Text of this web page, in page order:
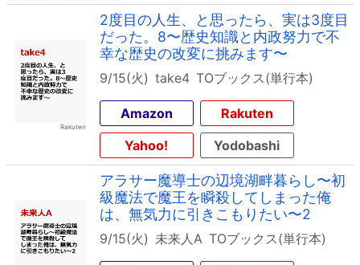
2度目の人生、と思ったら、実は3度目
だった。8〜歴史知識と内政努力で不
幸な歴史の改変に挑みます〜
9/15(火) take4 TOブックス(単行本)
Amazon
Rakuten
Yahoo!
Yodobashi
アラサー魔導士の辺境湖畔暮らし〜初
級魔法で魔王を瞬殺してしまった俺
は、無気力に引きこもりたい〜2
9/15(火) 未来人A TOブックス(単行本)